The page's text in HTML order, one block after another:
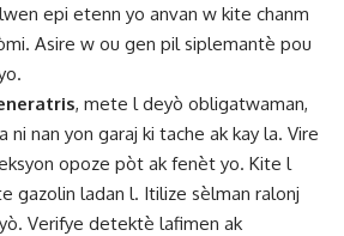
epi etenn yo anvan w kite chanm
Asire w ou gen pil siplemantè pou
, mete l deyò obligatwaman,
ni nan yon garaj ki tache ak kay la. Vire
opoze pòt ak fenèt yo. Kite l
gazolin ladan l. Itilize sèlman ralonj
Verifye detektè lafimen ak